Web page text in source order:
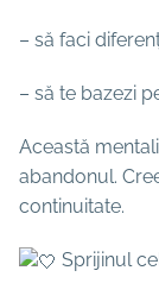
– să faci
– să te bazezi
Această
abandonul.
continuitate.
Sprijinul